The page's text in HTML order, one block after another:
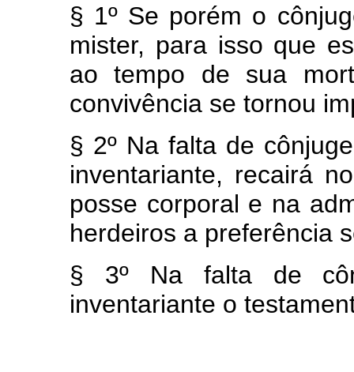
§ 1º Se porém o
mister, para isso que
ao tempo de sua
convivência se tornou
§ 2º Na falta de
inventariante, recairá
posse corporal e na
herdeiros a preferência
§ 3º Na falta de
inventariante o